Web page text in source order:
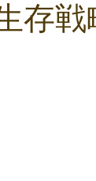
存戦